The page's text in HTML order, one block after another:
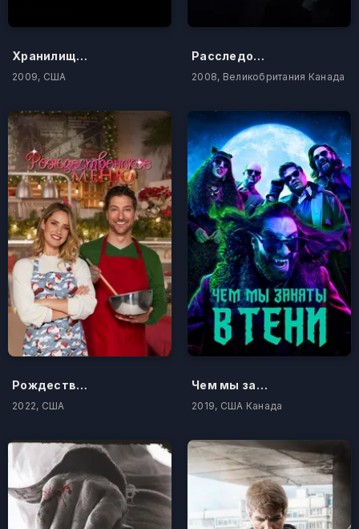
Хранилище 13
2009, США
Расследования Мердока
2008, Великобритания Канада
Рождественское меню
2022, США
Чем мы заняты в тени
2019, США Канада